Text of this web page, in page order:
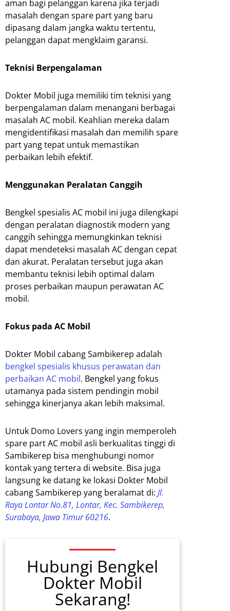
aman bagi pelanggan karena jika terjadi
masalah dengan spare part yang baru
dipasang dalam jangka waktu tertentu,
pelanggan dapat mengklaim garansi.
Teknisi Berpengalaman
Dokter Mobil juga memiliki tim teknisi yang
berpengalaman dalam menangani berbagai
masalah AC mobil. Keahlian mereka dalam
mengidentifikasi masalah dan memilih spare
part yang tepat untuk memastikan
perbaikan lebih efektif.
Menggunakan Peralatan Canggih
Bengkel spesialis AC mobil ini juga dilengkapi
dengan peralatan diagnostik modern yang
canggih sehingga memungkinkan teknisi
dapat mendeteksi masalah AC dengan cepat
dan akurat. Peralatan tersebut juga akan
membantu teknisi lebih optimal dalam
proses perbaikan maupun perawatan AC
mobil.
Fokus pada AC Mobil
Dokter Mobil cabang Sambikerep adalah
bengkel spesialis khusus perawatan dan
perbaikan AC mobil. Bengkel yang fokus
utamanya pada sistem pendingin mobil
sehingga kinerjanya akan lebih maksimal.
Untuk Domo Lovers yang ingin memperoleh
spare part AC mobil asli berkualitas tinggi di
Sambikerep bisa menghubungi nomor
kontak yang tertera di website. Bisa juga
langsung ke datang ke lokasi Dokter Mobil
cabang Sambikerep yang beralamat di: Jl.
Raya Lontar No.81, Lontar, Kec. Sambikerep,
Surabaya, Jawa Timur 60216.
Hubungi Bengkel
Dokter Mobil
Sekarang!